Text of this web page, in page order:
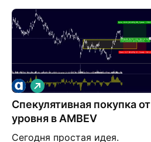
Спекулятивная покупка от
уровня в AMBEV
Сегодня простая идея.
Д
л
и
н